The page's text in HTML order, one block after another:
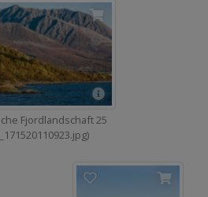
Fjordlandschaft 25